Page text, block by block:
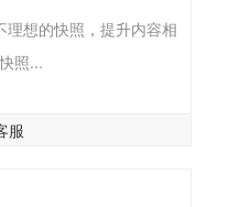
想的快照，提升内容相
照...
服